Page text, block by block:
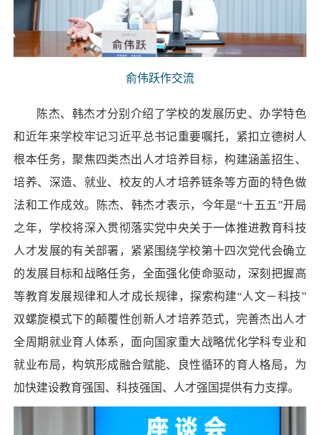
俞伟跃作交流
陈杰、韩杰才分别介绍了学校的发展历史、办学特色
和近年来学校牢记习近平总书记重要嘱托，紧扣立德树人
根本任务，聚焦四类杰出人才培养目标，构建涵盖招生、
培养、深造、就业、校友的人才培养链条等方面的特色做
法和工作成效。陈杰、韩杰才表示，今年是“十五五”开局
之年，学校将深入贯彻落实党中央关于一体推进教育科技
人才发展的有关部署，紧紧围绕学校第十四次党代会确立
的发展目标和战略任务，全面强化使命驱动，深刻把握高
等教育发展规律和人才成长规律，探索构建“人文－科技”
双螺旋模式下的颠覆性创新人才培养范式，完善杰出人才
全周期就业育人体系，面向国家重大战略优化学科专业和
就业布局，构筑形成融合赋能、良性循环的育人格局，为
加快建设教育强国、科技强国、人才强国提供有力支撑。